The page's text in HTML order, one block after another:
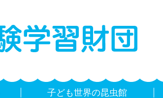
子ども世界の昆虫館